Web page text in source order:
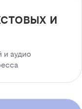
и
и аудио